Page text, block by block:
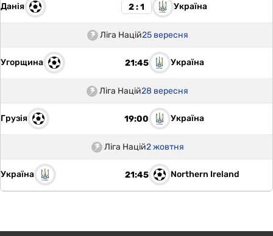
Данія 2 : 1 Україна
Ліга Націй25 вересня
Угорщина 21:45 Україна
Ліга Націй28 вересня
Грузія 19:00 Україна
Ліга Націй2 жовтня
Україна 21:45 Northern Ireland